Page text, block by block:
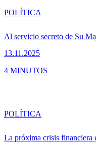
Al servicio secreto de Su
13.11.2025
POLÍTICA
4 MINUTOS
La próxima crisis financiera
POLÍTICA